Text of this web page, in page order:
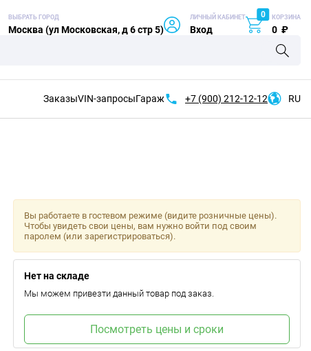
ВЫБРАТЬ ГОРОД
Москва (ул Московская, д 6 стр 5)
ЛИЧНЫЙ КАБИНЕТ
Вход
0 КОРЗИНА
0 ₽
ЗаказыVIN-запросыГараж +7 (900) 212-12-12 RU
Вы работаете в гостевом режиме (видите розничные цены).
Чтобы увидеть свои цены, вам нужно войти под своим
паролем (или зарегистрироваться).
Нет на складе
Мы можем привезти данный товар под заказ.
Посмотреть цены и сроки